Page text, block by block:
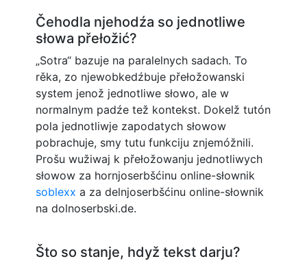
Čehodla njehodźa so jednotliwe
słowa přełožić?
„Sotra“ bazuje na paralelnych sadach. To
rěka, zo njewobkedźbuje přełožowanski
system jenož jednotliwe słowo, ale w
normalnym padźe tež kontekst. Dokelž tutón
pola jednotliwje zapodatych słowow
pobrachuje, smy tutu funkciju znjemóžnili.
Prošu wužiwaj k přełožowanju jednotliwych
słowow za hornjoserbšćinu online-słownik
soblexx a za delnjoserbšćinu online-słownik
na dolnoserbski.de.
Što so stanje, hdyž tekst darju?